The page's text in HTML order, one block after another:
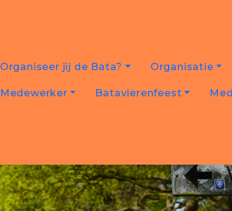
Organiseer jij de Bata? Organisatie
Medewerker Batavierenfeest